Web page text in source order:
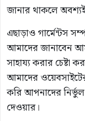
জানার থাকলে
এছাড়াও গার্মেন্টস
আমাদের জানাবেন
সাহায্য করার
আমাদের
করি আপনাদের
দেওয়ার।